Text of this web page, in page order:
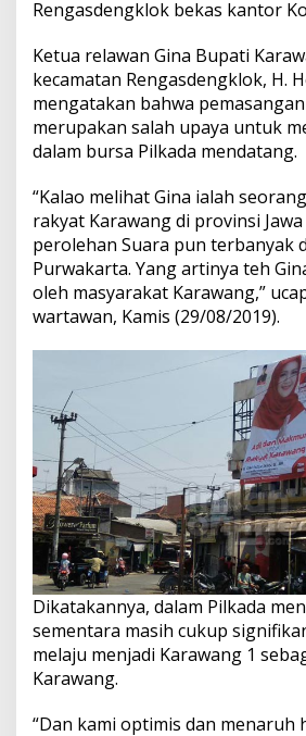
Rengasdengklok bekas kantor
Ketua relawan Gina Bupati
kecamatan Rengasdengklok, H.
mengatakan bahwa
merupakan salah upaya untuk
dalam bursa Pilkada mendatang.
“Kalao melihat Gina ialah
rakyat Karawang di provinsi
perolehan Suara pun terbanyak
Purwakarta. Yang artinya teh
oleh masyarakat Karawang,”
wartawan, Kamis (29/08/2019).
Dikatakannya, dalam Pilkada
sementara masih cukup
melaju menjadi Karawang 1
Karawang.
“Dan kami optimis dan menaruh